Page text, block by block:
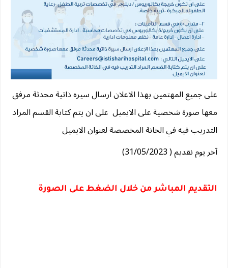
التدريب فيه في الخانة المخصصة لعنوان الايميل
آخر يوم نقديم ( 31/05/2023)
التقديم المباشر من خلال الضغط على الصورة